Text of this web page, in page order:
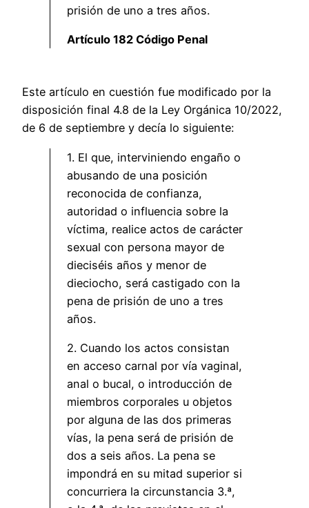
prisión de uno a tres años.
Artículo 182 Código Penal
Este artículo en cuestión fue modificado por la
disposición final 4.8 de la Ley Orgánica 10/2022,
de 6 de septiembre y decía lo siguiente:
1. El que, interviniendo engaño o
abusando de una posición
reconocida de confianza,
autoridad o influencia sobre la
víctima, realice actos de carácter
sexual con persona mayor de
dieciséis años y menor de
dieciocho, será castigado con la
pena de prisión de uno a tres
años.
2. Cuando los actos consistan
en acceso carnal por vía vaginal,
anal o bucal, o introducción de
miembros corporales u objetos
por alguna de las dos primeras
vías, la pena será de prisión de
dos a seis años. La pena se
impondrá en su mitad superior si
concurriera la circunstancia 3.ª,